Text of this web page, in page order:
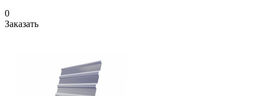
0
Заказать